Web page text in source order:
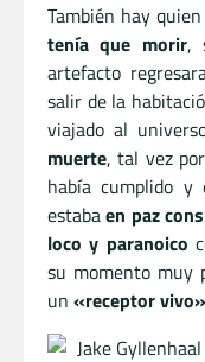
También hay
tenía que morir,
artefacto
salir de la
viajado al
muerte, tal vez
había cumplido y
estabaen paz
loco y paranoico
su momento muy
un «receptor vivo»